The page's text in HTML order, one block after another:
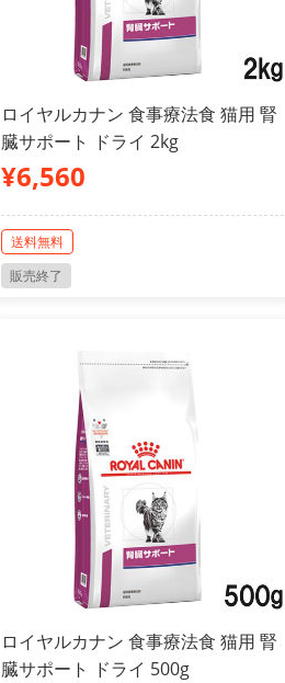
ロイヤルカナン 食事療法食 猫用 腎
臓サポート ドライ 2kg
¥6,560
送料無料
販売終了
ロイヤルカナン 食事療法食 猫用 腎
臓サポート ドライ 500g